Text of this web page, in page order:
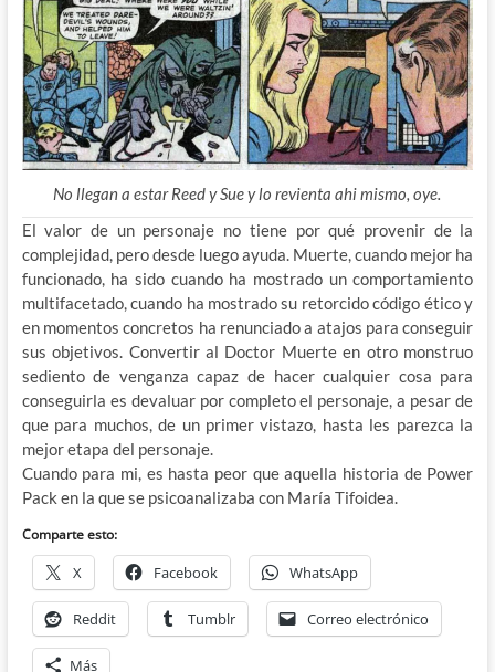
No llegan a estar Reed y Sue y lo revienta ahi mismo, oye.
El valor de un personaje no tiene por qué provenir de la
complejidad, pero desde luego ayuda. Muerte, cuando mejor ha
funcionado, ha sido cuando ha mostrado un comportamiento
multifacetado, cuando ha mostrado su retorcido código ético y
en momentos concretos ha renunciado a atajos para conseguir
sus objetivos. Convertir al Doctor Muerte en otro monstruo
sediento de venganza capaz de hacer cualquier cosa para
conseguirla es devaluar por completo el personaje, a pesar de
que para muchos, de un primer vistazo, hasta les parezca la
mejor etapa del personaje.
Cuando para mi, es hasta peor que aquella historia de Power
Pack en la que se psicoanalizaba con María Tifoidea.
Comparte esto:
X Facebook WhatsApp
Reddit Tumblr Correo electrónico
Más